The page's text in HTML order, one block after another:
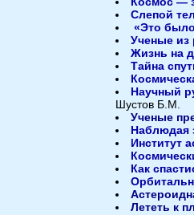
Слепой
«Это
Ученые из
Жизнь на
Тайна
Научный
Шустов Б.М.
Ученые
Наблюдая
Институт
Как
Лететь к